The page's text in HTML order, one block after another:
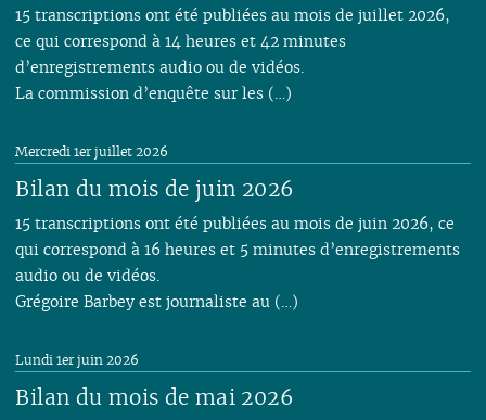
15 transcriptions ont été publiées au mois de juillet 2026,
ce qui correspond à 14 heures et 42 minutes
d’enregistrements audio ou de vidéos.
La commission d’enquête sur les (…)
Bilan du mois de juin 2026
Mercredi 1er juillet 2026
15 transcriptions ont été publiées au mois de juin 2026, ce
qui correspond à 16 heures et 5 minutes d’enregistrements
audio ou de vidéos.
Grégoire Barbey est journaliste au (…)
Bilan du mois de mai 2026
Lundi 1er juin 2026